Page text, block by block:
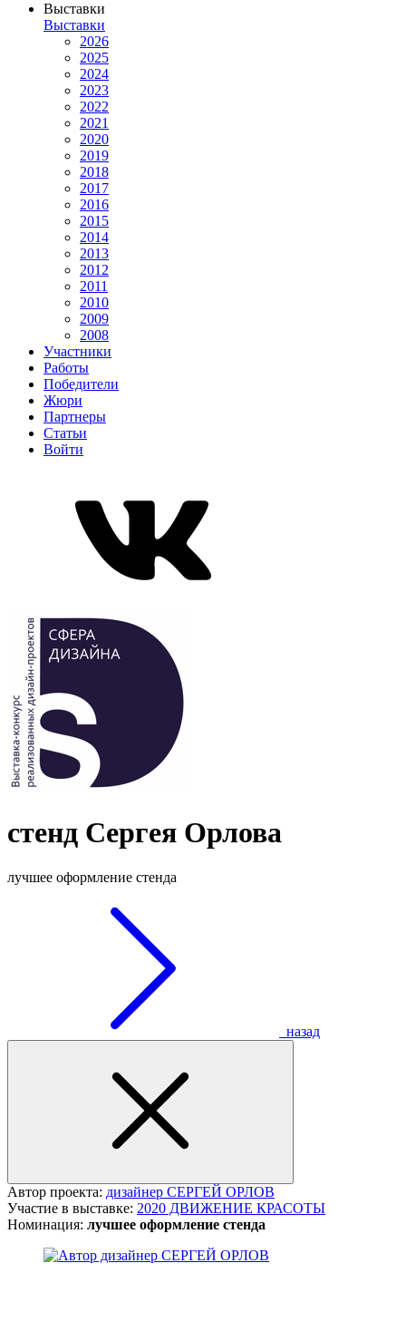
Выставки
Выставки
2026
2025
2024
2023
2022
2021
2020
2019
2018
2017
2016
2015
2014
2013
2012
2011
2010
2009
2008
Участники
Работы
Победители
Жюри
Партнеры
Статьи
Войти
стенд Сергея Орлова
лучшее оформление стенда
назад
Автор проекта: дизайнер СЕРГЕЙ ОРЛОВ
Участие в выставке: 2020 ДВИЖЕНИЕ КРАСОТЫ
Номинация: лучшее оформление стенда